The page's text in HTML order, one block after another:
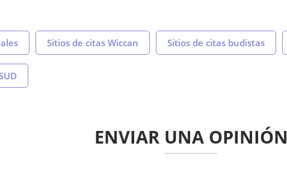
Sitios de citas Wiccan Sitios de citas budistas
ENVIAR UNA OPINIÓN